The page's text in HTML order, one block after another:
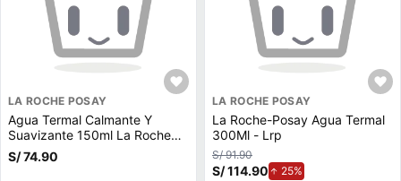
LA ROCHE POSAY
Agua Termal Calmante Y
Suavizante 150ml La Roche
Posay - Frasco 150 ML
S/ 74.90
LA ROCHE POSAY
La Roche-Posay Agua Termal
300Ml - Lrp
S/ 91.90
S/ 114.90 25%